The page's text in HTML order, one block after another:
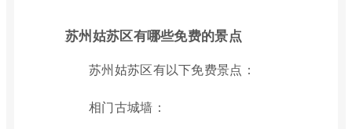
苏州姑苏区有哪些免费的景点
苏州姑苏区有以下免费景点：
相门古城墙：